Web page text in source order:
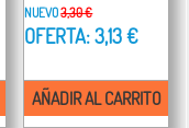
NUEVO3,30 €
OFERTA: 3,13 €
AÑADIR AL CARRITO